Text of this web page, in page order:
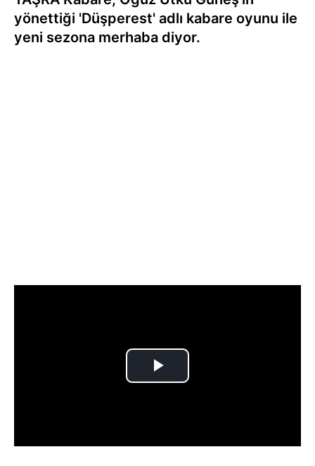
yönettiği 'Düşperest' adlı kabare oyunu ile
yeni sezona merhaba diyor.